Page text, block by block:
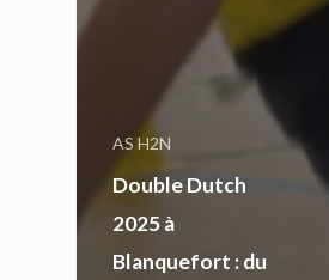
AS H2N
Double Dutch
2025 à
Blanquefort : du